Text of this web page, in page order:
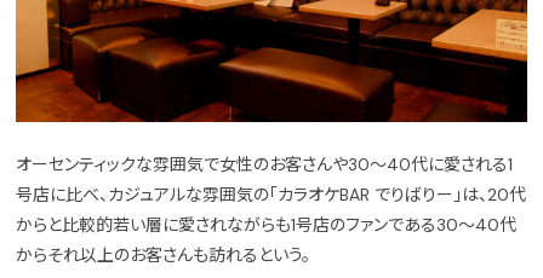
オーセンティックな雰囲気で女性のお客さんや30〜40代に愛される1
号店に比べ、カジュアルな雰囲気の「カラオケBAR でりばりー」は、20代
からと比較的若い層に愛されながらも1号店のファンである30〜40代
からそれ以上のお客さんも訪れるという。